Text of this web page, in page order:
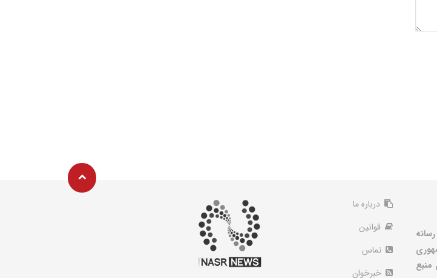
منبع
درباره ما
قوانین
تماس
خبرخوان